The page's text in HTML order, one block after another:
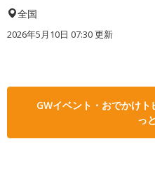
全国
2026年5月10日 07:30 更新
GWイベント・おでかけ
っ